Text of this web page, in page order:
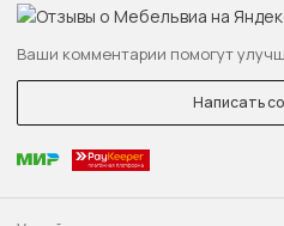
Ваши комментарии помогут
Написать